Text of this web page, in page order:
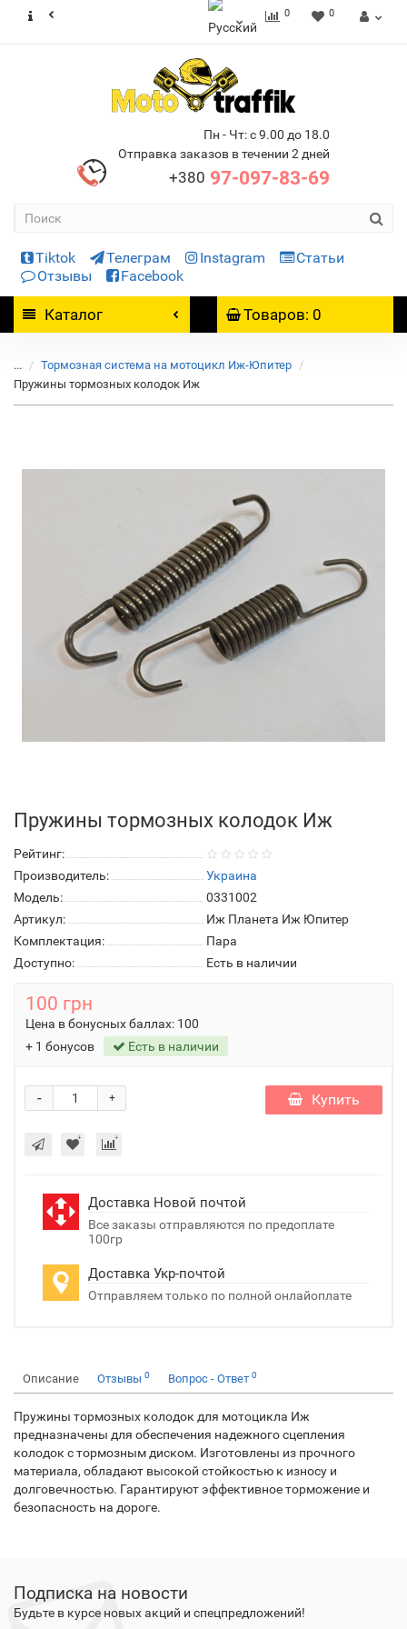
0 0
Пн - Чт: с 9.00 до 18.0
Отправка заказов в течении 2 дней
+380 97-097-83-69
Tiktok Телеграм Instagram
Статьи
Отзывы
Facebook
Каталог Товаров: 0
...
Тормозная система на мотоцикл Иж-Юпитер
Пружины тормозных колодок Иж
Пружины тормозных колодок Иж
Рейтинг:
Производитель:
Украина
Модель:
0331002
Артикул:
Иж Планета Иж Юпитер
Комплектация:
Пара
Доступно:
Есть в наличии
100 грн
Цена в бонусных баллах: 100
+ 1 бонусов
Есть в наличии
+
- Купить
Доставка Новой почтой
Все заказы отправляются по предоплате
100гр
Доставка Укр-почтой
Отправляем только по полной онлайоплате
Описание Отзывы 0 Вопрос - Ответ 0
Пружины тормозных колодок для мотоцикла Иж
предназначены для обеспечения надежного сцепления
колодок с тормозным диском. Изготовлены из прочного
материала, обладают высокой стойкостью к износу и
долговечностью. Гарантируют эффективное торможение и
безопасность на дороге.
Подписка на новости
Будьте в курсе новых акций и спецпредложений!